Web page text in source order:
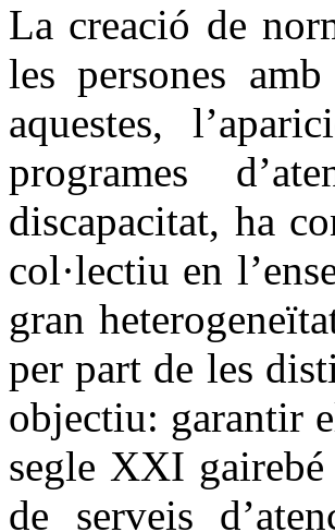
La creació de
les persones
aquestes,
programes
discapacitat, ha
col·lectiu en
gran
per part de les
objectiu: garantir
segle XXI gairebé
de serveis